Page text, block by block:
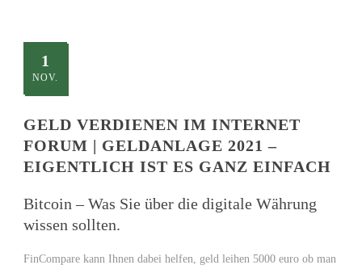
1
NOV.
GELD VERDIENEN IM INTERNET
FORUM | GELDANLAGE 2021 –
EIGENTLICH IST ES GANZ EINFACH
Bitcoin – Was Sie über die digitale Währung
wissen sollten.
FinCompare kann Ihnen dabei helfen, geld leihen 5000 euro ob man